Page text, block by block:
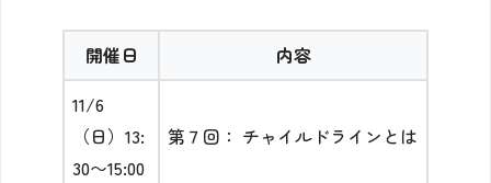
開催日
内容
11/6
（日）13:
30〜15:00
第７回： チャイルドラインとは